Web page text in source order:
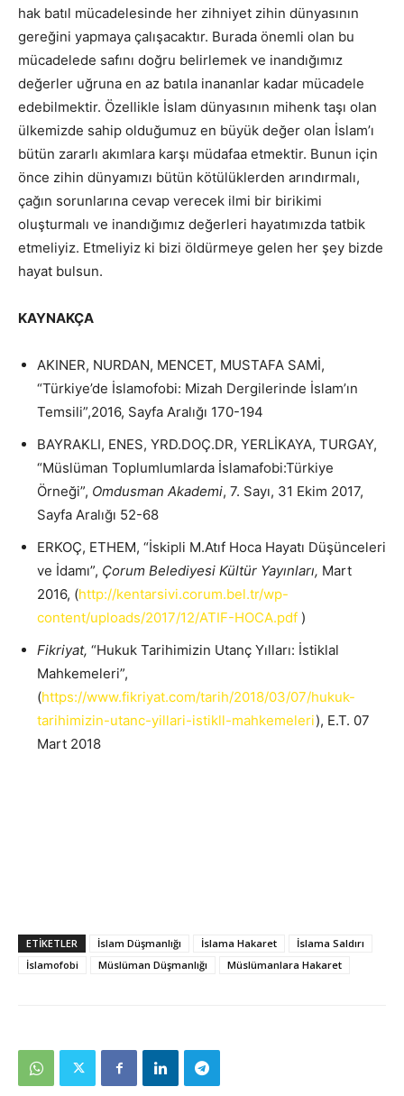
hak batıl mücadelesinde her zihniyet zihin dünyasının
gereğini yapmaya çalışacaktır. Burada önemli olan bu
mücadelede safını doğru belirlemek ve inandığımız
değerler uğruna en az batıla inananlar kadar mücadele
edebilmektir. Özellikle İslam dünyasının mihenk taşı olan
ülkemizde sahip olduğumuz en büyük değer olan İslam’ı
bütün zararlı akımlara karşı müdafaa etmektir. Bunun için
önce zihin dünyamızı bütün kötülüklerden arındırmalı,
çağın sorunlarına cevap verecek ilmi bir birikimi
oluşturmalı ve inandığımız değerleri hayatımızda tatbik
etmeliyiz. Etmeliyiz ki bizi öldürmeye gelen her şey bizde
hayat bulsun.
KAYNAKÇA
AKINER, NURDAN, MENCET, MUSTAFA SAMİ,
“Türkiye’de İslamofobi: Mizah Dergilerinde İslam’ın
Temsili”,2016, Sayfa Aralığı 170-194
BAYRAKLI, ENES, YRD.DOÇ.DR, YERLİKAYA, TURGAY,
“Müslüman Toplumlumlarda İslamafobi:Türkiye
Örneği”, Omdusman Akademi, 7. Sayı, 31 Ekim 2017,
Sayfa Aralığı 52-68
ERKOÇ, ETHEM, “İskipli M.Atıf Hoca Hayatı Düşünceleri
ve İdamı”, Çorum Belediyesi Kültür Yayınları, Mart
2016, (http://kentarsivi.corum.bel.tr/wp-
content/uploads/2017/12/ATIF-HOCA.pdf )
Fikriyat, “Hukuk Tarihimizin Utanç Yılları: İstiklal
Mahkemeleri”,
(https://www.fikriyat.com/tarih/2018/03/07/hukuk-
tarihimizin-utanc-yillari-istikll-mahkemeleri), E.T. 07
Mart 2018
ETIKETLER İslam Düşmanlığı İslama Hakaret
İslama Saldırı
İslamofobi
Müslüman Düşmanlığı Müslümanlara Hakaret